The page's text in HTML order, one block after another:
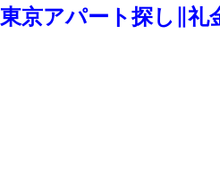
東京アパート探し∥礼